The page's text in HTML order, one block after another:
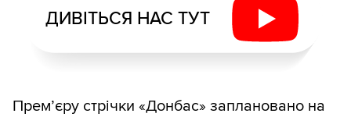
ДИВІТЬСЯ НАС ТУТ
Прем’єру стрічки «Донбас» заплановано на